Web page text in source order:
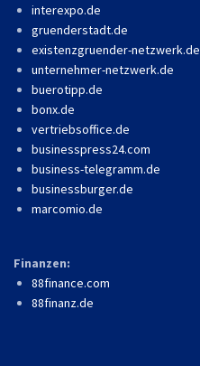
interexpo.de
gruenderstadt.de
existenzgruender-netzwerk.de
unternehmer-netzwerk.de
buerotipp.de
bonx.de
vertriebsoffice.de
businesspress24.com
business-telegramm.de
businessburger.de
marcomio.de
Finanzen:
88finance.com
88finanz.de